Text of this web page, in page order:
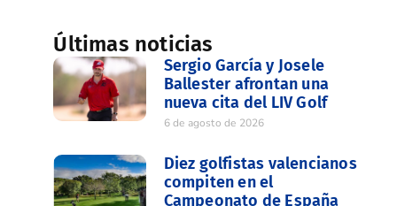
Últimas noticias
Sergio García y Josele
Ballester afrontan una
nueva cita del LIV Golf
6 de agosto de 2026
Diez golfistas valencianos
compiten en el
Campeonato de España